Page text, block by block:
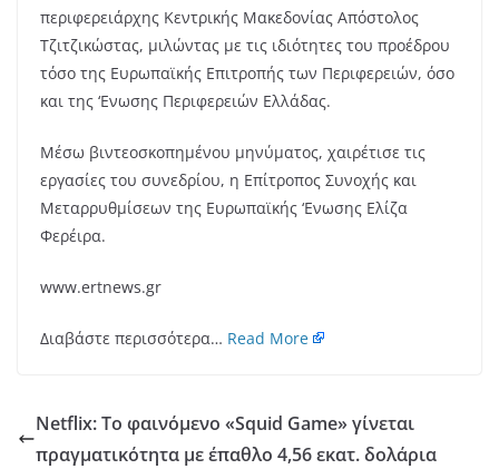
περιφερειάρχης Κεντρικής Μακεδονίας Απόστολος
Τζιτζικώστας, μιλώντας με τις ιδιότητες του προέδρου
τόσο της Ευρωπαϊκής Επιτροπής των Περιφερειών, όσο
και της ‘Ενωσης Περιφερειών Ελλάδας.
Μέσω βιντεοσκοπημένου μηνύματος, χαιρέτισε τις
εργασίες του συνεδρίου, η Επίτροπος Συνοχής και
Μεταρρυθμίσεων της Ευρωπαϊκής ‘Ενωσης Ελίζα
Φερέιρα.
www.ertnews.gr
Διαβάστε περισσότερα… Read More
Netflix: Το φαινόμενο «Squid Game» γίνεται
πραγματικότητα με έπαθλο 4,56 εκατ. δολάρια